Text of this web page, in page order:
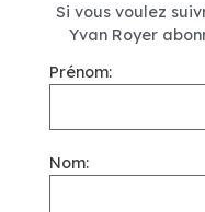
Si vous voulez
Yvan Royer
Prénom:
Nom: